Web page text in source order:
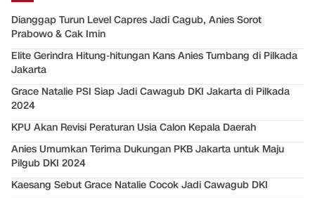
Dianggap Turun Level Capres Jadi Cagub, Anies Sorot
Prabowo & Cak Imin
Elite Gerindra Hitung-hitungan Kans Anies Tumbang di Pilkada
Jakarta
Grace Natalie PSI Siap Jadi Cawagub DKI Jakarta di Pilkada
2024
KPU Akan Revisi Peraturan Usia Calon Kepala Daerah
Anies Umumkan Terima Dukungan PKB Jakarta untuk Maju
Pilgub DKI 2024
Kaesang Sebut Grace Natalie Cocok Jadi Cawagub DKI